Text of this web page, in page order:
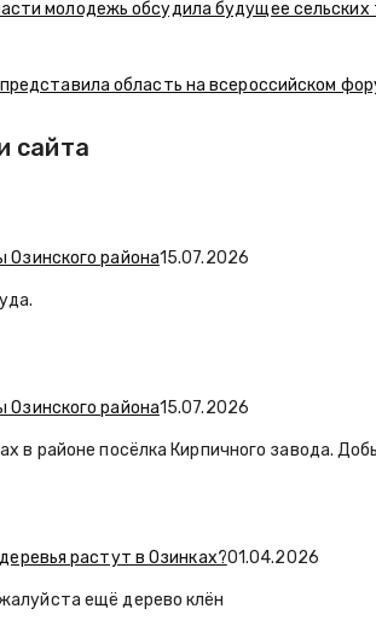
молодежь обсудила будущее сельских
представила область на всероссийском
сайта
Озинского района15.07.2026
Озинского района15.07.2026
в районе посёлка Кирпичного завода.
растут в Озинках?01.04.2026
ещё дерево клён